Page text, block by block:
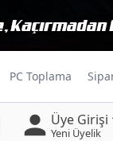
PC Toplama
Üye Girişi
Yeni Üyelik